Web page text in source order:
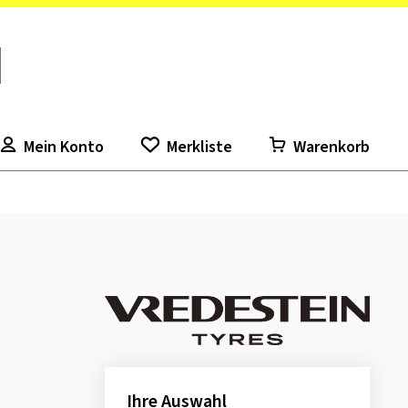
Mein Konto Merkliste Warenkorb
Ihre Auswahl